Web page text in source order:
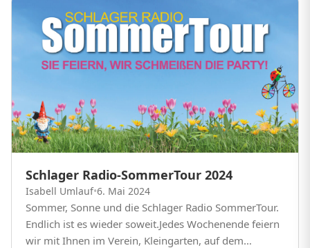
Schlager Radio-SommerTour 2024
Isabell Umlauf•6. Mai 2024
Sommer, Sonne und die Schlager Radio SommerTour.
Endlich ist es wieder soweit.Jedes Wochenende feiern
wir mit Ihnen im Verein, Kleingarten, auf dem